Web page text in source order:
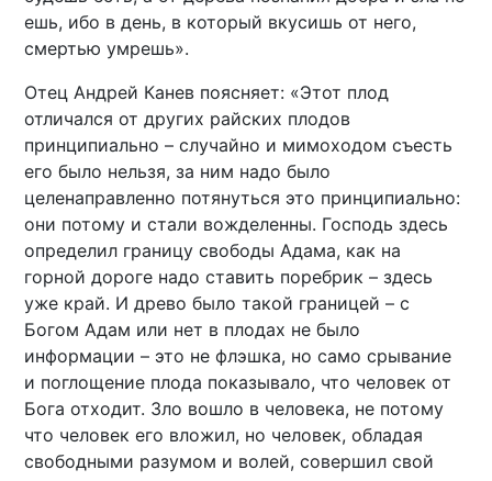
ешь, ибо в день, в который вкусишь от него,
смертью умрешь».
Отец Андрей Канев поясняет: «Этот плод
отличался от других райских плодов
принципиально – случайно и мимоходом съесть
его было нельзя, за ним надо было
целенаправленно потянуться это принципиально:
они потому и стали вожделенны. Господь здесь
определил границу свободы Адама, как на
горной дороге надо ставить поребрик – здесь
уже край. И древо было такой границей – с
Богом Адам или нет в плодах не было
информации – это не флэшка, но само срывание
и поглощение плода показывало, что человек от
Бога отходит. Зло вошло в человека, не потому
что человек его вложил, но человек, обладая
свободными разумом и волей, совершил свой